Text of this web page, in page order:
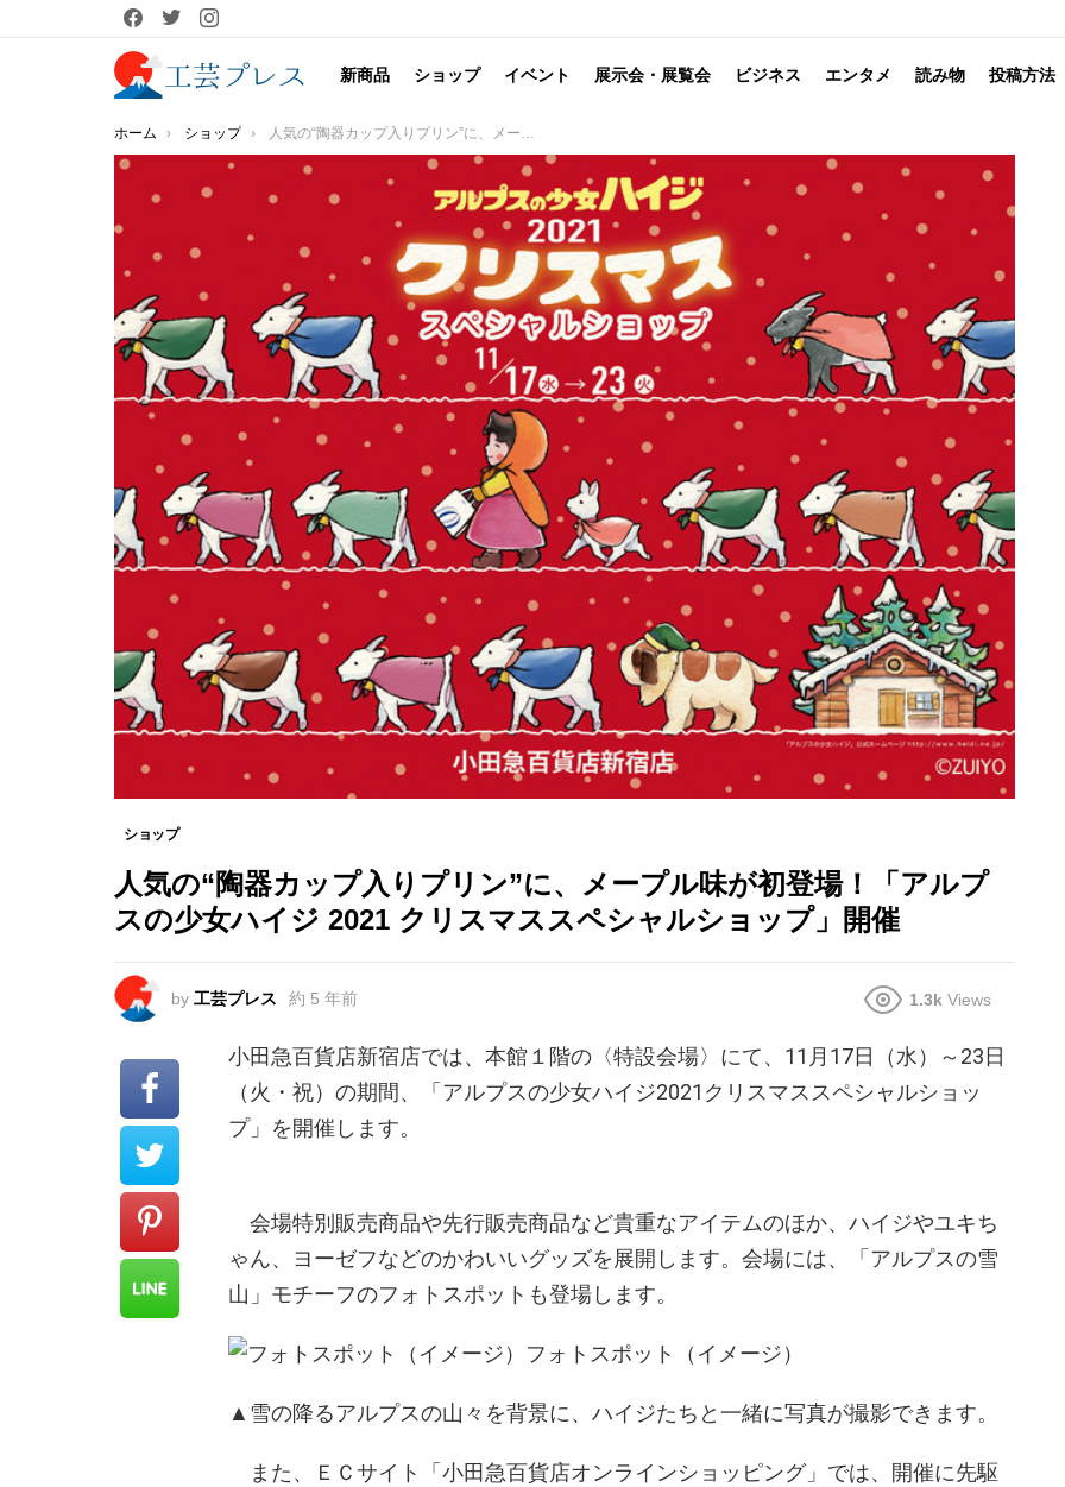
facebooktwitterinstagram
新商品 ショップ イベント 展示会・展覧会 ビジネス エンタメ 読み物 投稿方法
You are here:
ホーム ショップ 人気の“陶器カップ入りプリン”に、メープル味が初登場！「アルプスの少女ハイジ 2021 クリスマススペシャルショップ」開催
ショップ
人気の“陶器カップ入りプリン”に、メープル味が初登場！「アルプ
スの少女ハイジ 2021 クリスマススペシャルショップ」開催
by 工芸プレス 約 5 年前 1.3k Views
小田急百貨店新宿店では、本館１階の〈特設会場〉にて、11月17日（水）～23日
（火・祝）の期間、「アルプスの少女ハイジ2021クリスマススペシャルショッ
プ」を開催します。
会場特別販売商品や先行販売商品など貴重なアイテムのほか、ハイジやユキち
ゃん、ヨーゼフなどのかわいいグッズを展開します。会場には、「アルプスの雪
山」モチーフのフォトスポットも登場します。
フォトスポット（イメージ）
▲雪の降るアルプスの山々を背景に、ハイジたちと一緒に写真が撮影できます。
また、ＥＣサイト「小田急百貨店オンラインショッピング」では、開催に先駆